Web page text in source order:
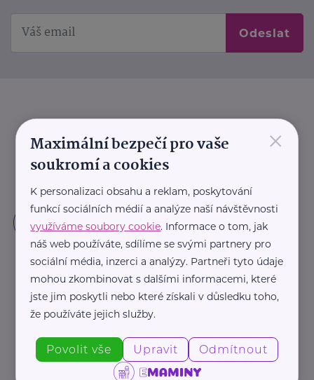
Odeslat
×
Maximální bezpečí pro vaše
soukromí a cookies
K personalizaci obsahu a reklam, poskytování
funkcí sociálních médií a analýze naší návštěvnosti
využíváme soubory cookie. Informace o tom, jak
náš web používáte, sdílíme se svými partnery pro
sociální média, inzerci a analýzy. Partneři tyto údaje
mohou zkombinovat s dalšími informacemi, které
jste jim poskytli nebo které získali v důsledku toho,
že používáte jejich služby.
Povolit vše Upravit Odmítnout